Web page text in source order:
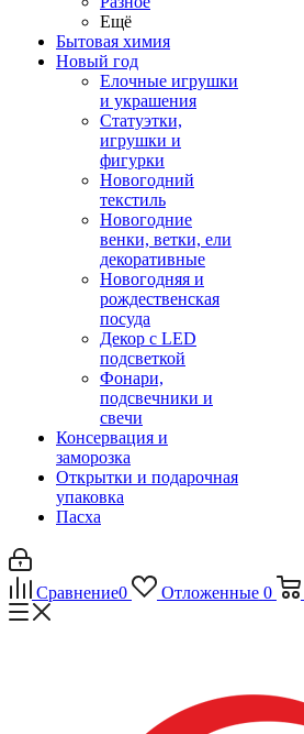
Ещё
Бытовая химия
Новый год
Елочные игрушки
и украшения
Статуэтки,
игрушки и
фигурки
Новогодний
текстиль
Новогодние
венки, ветки, ели
декоративные
Новогодняя и
рождественская
посуда
Декор с LED
подсветкой
Фонари,
подсвечники и
свечи
Консервация и
заморозка
Открытки и подарочная
упаковка
Пасха
Сравнение0 Отложенные 0